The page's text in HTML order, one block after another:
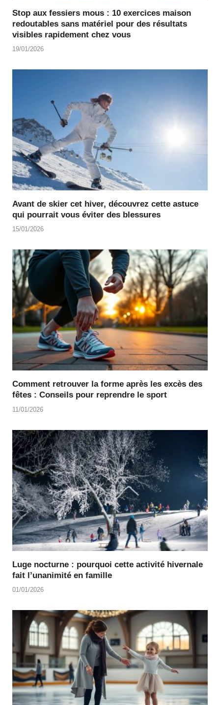
Stop aux fessiers mous : 10 exercices maison
redoutables sans matériel pour des résultats
visibles rapidement chez vous
19/01/2026
Avant de skier cet hiver, découvrez cette astuce
qui pourrait vous éviter des blessures
15/01/2026
Comment retrouver la forme après les excès des
fêtes : Conseils pour reprendre le sport
11/01/2026
Luge nocturne : pourquoi cette activité hivernale
fait l’unanimité en famille
01/01/2026